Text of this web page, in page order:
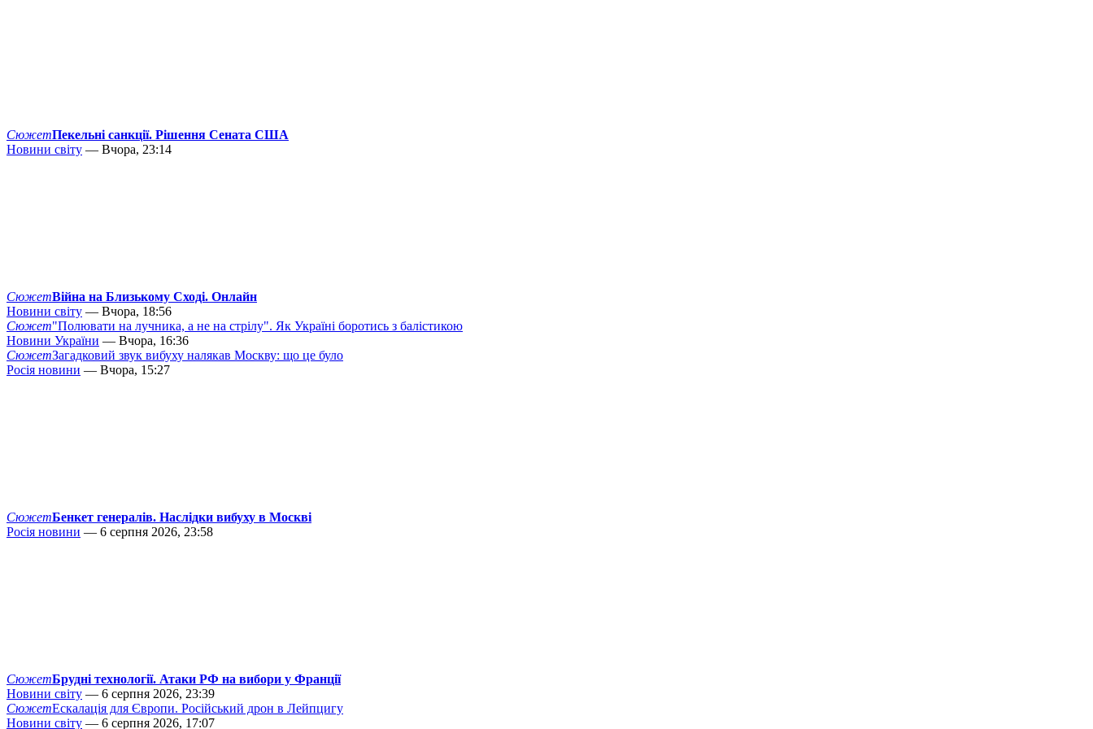
СюжетПекельні санкції. Рішення Сената США
Новини світу — Вчора, 23:14
СюжетВійна на Близькому Сході. Онлайн
Новини світу — Вчора, 18:56
Сюжет"Полювати на лучника, а не на стрілу". Як Україні боротись з балістикою
Новини України — Вчора, 16:36
СюжетЗагадковий звук вибуху налякав Москву: що це було
Росія новини — Вчора, 15:27
СюжетБенкет генералів. Наслідки вибуху в Москві
Росія новини — 6 серпня 2026, 23:58
СюжетБрудні технології. Атаки РФ на вибори у Франції
Новини світу — 6 серпня 2026, 23:39
СюжетЕскалація для Європи. Російський дрон в Лейпцигу
Новини світу — 6 серпня 2026, 17:07